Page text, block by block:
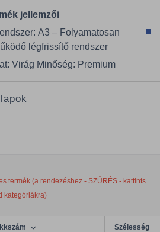
jellemzői
A3 – Folyamatosan
légfrissítő rendszer
Virág Minőség: Premium
termék (a rendezéshez - SZŰRÉS - kattints
kategóriákra)
Szélesség